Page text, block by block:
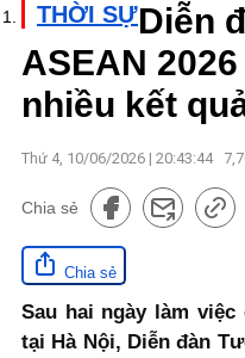
THỜI SỰDiễn
ASEAN
nhiều kết
Thứ 4, 10/06/2026 | 20:43:44
Chia sẻ
Chia sẻ
Sau hai ngày làm
tại Hà Nội, Diễn đàn